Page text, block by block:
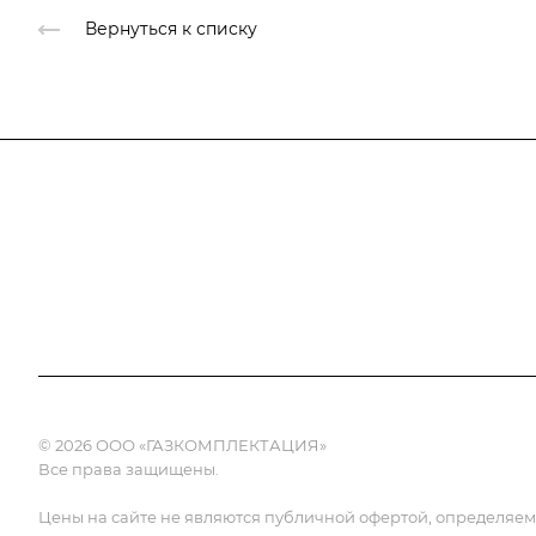
Вернуться к списку
© 2026 ООО «ГАЗКОМПЛЕКТАЦИЯ»
Все права защищены.
Цены на сайте не являются публичной офертой,